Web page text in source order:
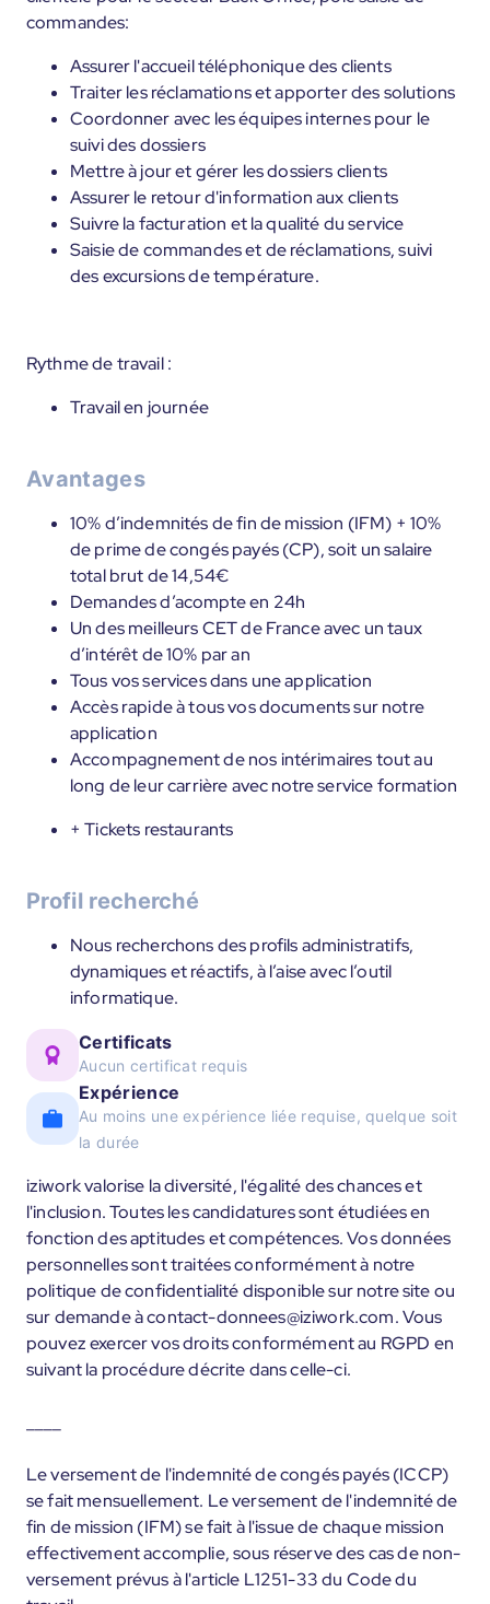
commandes:
Assurer l'accueil téléphonique des clients
Traiter les réclamations et apporter des solutions
Coordonner avec les équipes internes pour le
suivi des dossiers
Mettre à jour et gérer les dossiers clients
Assurer le retour d'information aux clients
Suivre la facturation et la qualité du service
Saisie de commandes et de réclamations, suivi
des excursions de température.
Rythme de travail :
Travail en journée
Avantages
10% d’indemnités de fin de mission (IFM) + 10%
de prime de congés payés (CP), soit un salaire
total brut de 14,54€
Demandes d’acompte en 24h
Un des meilleurs CET de France avec un taux
d’intérêt de 10% par an
Tous vos services dans une application
Accès rapide à tous vos documents sur notre
application
Accompagnement de nos intérimaires tout au
long de leur carrière avec notre service formation
+ Tickets restaurants
Profil recherché
Nous recherchons des profils administratifs,
dynamiques et réactifs, à l’aise avec l’outil
informatique.
Certificats
Aucun certificat requis
Expérience
Au moins une expérience liée requise, quelque soit
la durée
iziwork valorise la diversité, l'égalité des chances et
l'inclusion. Toutes les candidatures sont étudiées en
fonction des aptitudes et compétences. Vos données
personnelles sont traitées conformément à notre
politique de confidentialité disponible sur notre site ou
sur demande à contact-donnees@iziwork.com. Vous
pouvez exercer vos droits conformément au RGPD en
suivant la procédure décrite dans celle-ci.
Le versement de l'indemnité de congés payés (ICCP)
se fait mensuellement. Le versement de l'indemnité de
fin de mission (IFM) se fait à l'issue de chaque mission
effectivement accomplie, sous réserve des cas de non-
versement prévus à l'article L1251-33 du Code du